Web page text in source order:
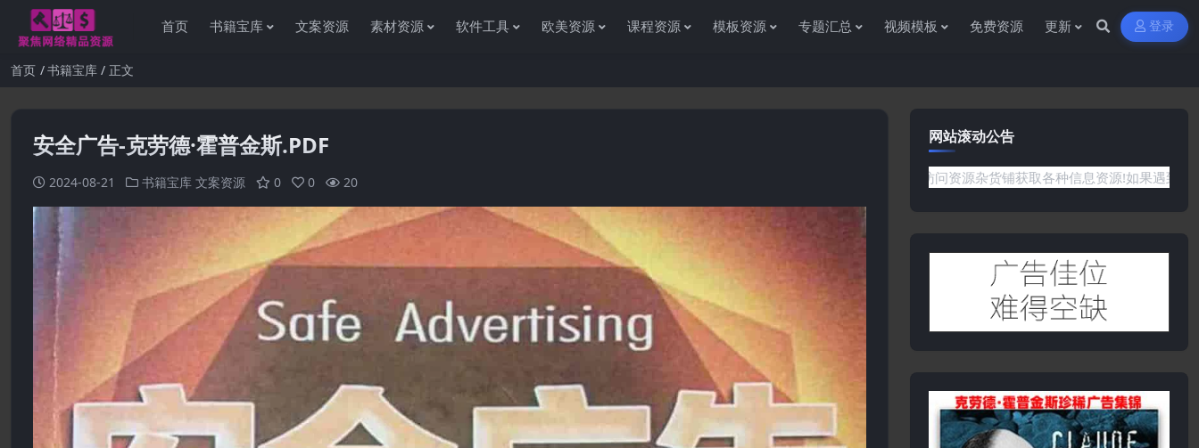
首页 书籍宝库 文案资源 素材资源 软件工具 欧美资源 课程资源 模板资源 专题汇总 视频模板 免费资源 更新 登录
首页 书籍宝库 正文
安全广告-克劳德·霍普金斯.PDF
2024-08-21 书籍宝库 文案资源 0 0 20
网站滚动公告
感谢您访问资源杂货铺获取各种信息资源!如果遇到任何问题或